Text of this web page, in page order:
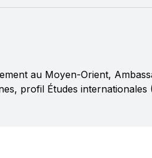
au Moyen-Orient,
profil Études internationales